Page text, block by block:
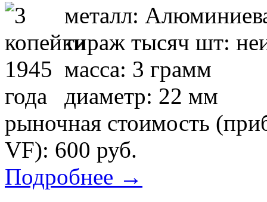
металл:
тираж тысяч шт:
масса: 3 грамм
диаметр: 22 мм
рыночная стоимость
VF): 600 руб.
Подробнее →